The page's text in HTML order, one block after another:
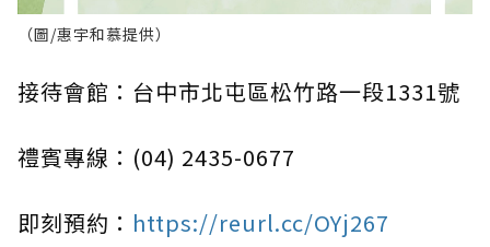
（圖/惠宇和慕提供）
接待會館：台中市北屯區松竹路一段1331號
禮賓專線：(04) 2435-0677
即刻預約： https://reurl.cc/OYj267